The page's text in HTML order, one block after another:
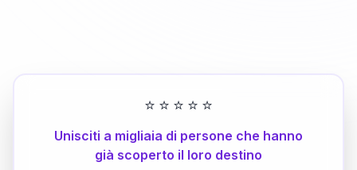
⭐ ⭐ ⭐ ⭐ ⭐
Unisciti a migliaia di persone che hanno
già scoperto il loro destino